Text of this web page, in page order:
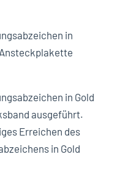
in
in Gold
ausgeführt.
Erreichen des
in Gold